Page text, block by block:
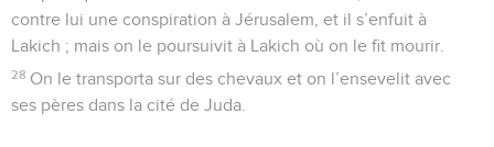
contre lui une conspiration à Jérusalem, et il s’enfuit à
Lakich ; mais on le poursuivit à Lakich où on le fit mourir.
28 On le transporta sur des chevaux et on l’ensevelit avec
ses pères dans la cité de Juda.